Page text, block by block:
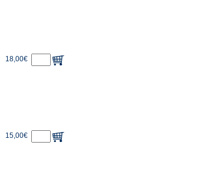
18,00€
15,00€